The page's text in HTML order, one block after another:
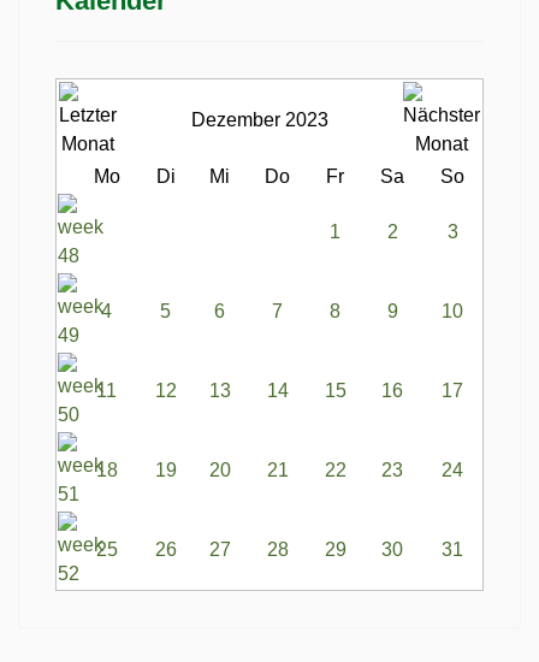
Dezember 2023
Mo Di Mi Do Fr Sa So
1 2 3
4 5 6 7 8 9 10
11 12 13 14 15 16 17
18 19 20 21 22 23 24
25 26 27 28 29 30 31